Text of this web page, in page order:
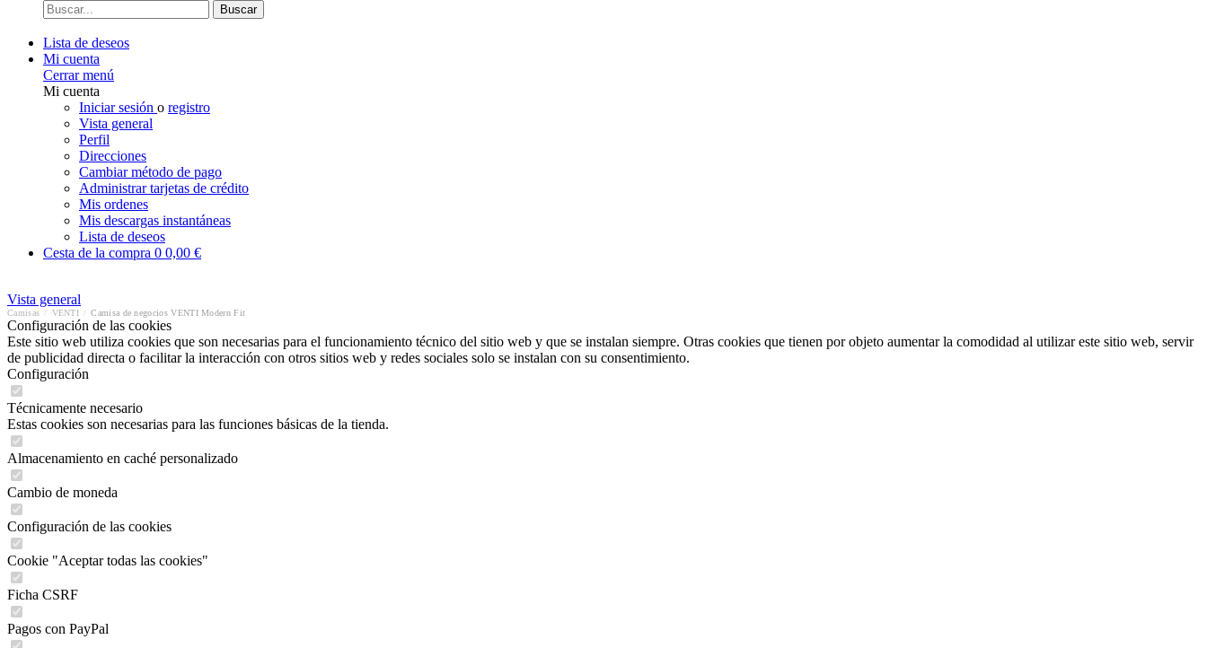
Buscar
Lista de deseos
Mi cuenta
Cerrar menú
Mi cuenta
Iniciar sesión o registro
Vista general
Perfil
Direcciones
Cambiar método de pago
Administrar tarjetas de crédito
Mis ordenes
Mis descargas instantáneas
Lista de deseos
Cesta de la compra 0 0,00 €
Vista general
Camisas VENTI Camisa de negocios VENTI Modern Fit
Configuración de las cookies
Este sitio web utiliza cookies que son necesarias para el funcionamiento técnico del sitio web y que se instalan siempre. Otras cookies que tienen por objeto aumentar la comodidad al utilizar este sitio web, servir
de publicidad directa o facilitar la interacción con otros sitios web y redes sociales solo se instalan con su consentimiento.
Configuración
Técnicamente necesario
Estas cookies son necesarias para las funciones básicas de la tienda.
Almacenamiento en caché personalizado
Cambio de moneda
Configuración de las cookies
Cookie "Aceptar todas las cookies"
Ficha CSRF
Pagos con PayPal